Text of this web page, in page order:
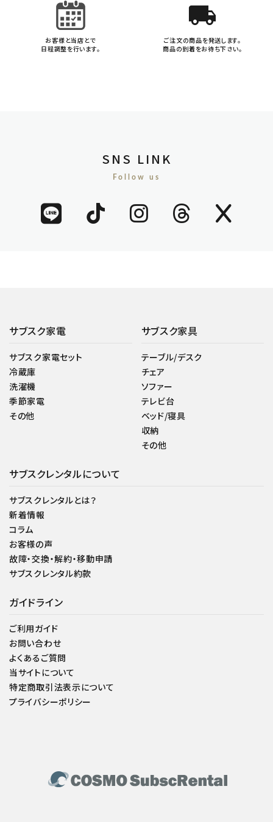
お客様と当店とで
日程調整を行います。
local_shipping
ご注文の商品を発送します。
商品の到着をお待ち下さい。
SNS LINK
Follow us
サブスク家電
サブスク家電セット
冷蔵庫
洗濯機
季節家電
その他
サブスク家具
テーブル/デスク
チェア
ソファー
テレビ台
ベッド/寝具
収納
その他
サブスクレンタルについて
サブスクレンタルとは？
新着情報
コラム
お客様の声
故障・交換・解約・移動申請
サブスクレンタル約款
ガイドライン
ご利用ガイド
お問い合わせ
よくあるご質問
当サイトについて
特定商取引法表示について
プライバシーポリシー